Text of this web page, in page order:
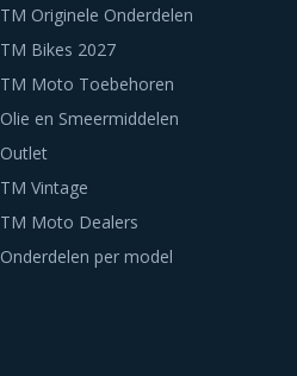
TM Originele Onderdelen
TM Bikes 2027
TM Moto Toebehoren
Olie en Smeermiddelen
Outlet
TM Vintage
TM Moto Dealers
Onderdelen per model